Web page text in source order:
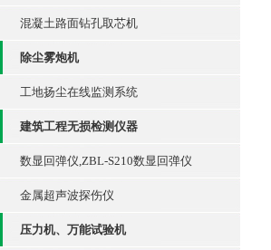
混凝土路面钻孔取芯机
除尘雾炮机
工地扬尘在线监测系统
建筑工程无损检测仪器
数显回弹仪,ZBL-S210数显回弹仪
金属超声波探伤仪
压力机、万能试验机